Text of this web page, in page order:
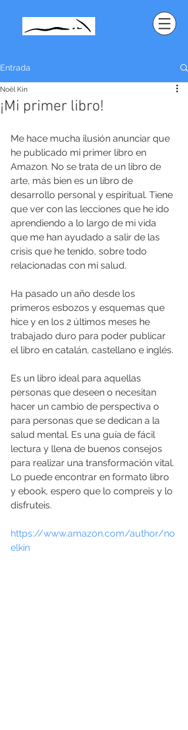
Entrada
¡Mi primer libro!
Noël Kin
Me hace mucha ilusión anunciar que
he publicado mi primer libro en
Amazon. No se trata de un libro de
arte, más bien es un libro de
desarrollo personal y espiritual. Tiene
que ver con las lecciones que he ido
aprendiendo a lo largo de mi vida
que me han ayudado a salir de las
crisis que he tenido, sobre todo
relacionadas con mi salud.
Ha pasado un año desde los
primeros esbozos y esquemas que
hice y en los 2 últimos meses he
trabajado duro para poder publicar
el libro en catalán, castellano e inglés.
Es un libro ideal para aquellas
personas que deseen o necesitan
hacer un cambio de perspectiva o
para personas que se dedican a la
salud mental. Es una guía de fácil
lectura y llena de buenos consejos
para realizar una transformación vital.
Lo puede encontrar en formato libro
y ebook, espero que lo compreis y lo
disfruteis.
https://www.amazon.com/author/no
elkin